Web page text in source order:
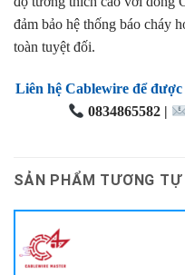
đảm bảo hệ thống báo cháy
toàn tuyệt đối.
Liên hệ Cablewire để
0834865582 |
SẢN PHẨM TƯƠNG TỰ